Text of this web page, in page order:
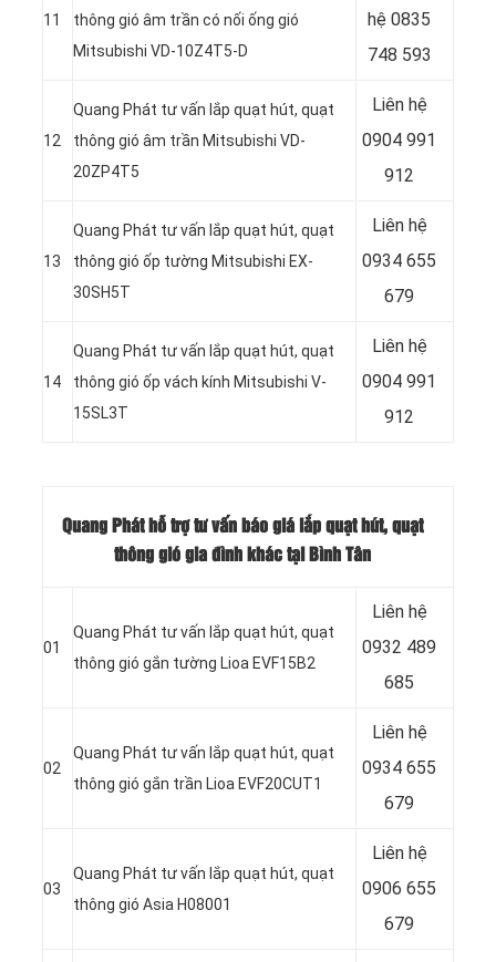
11
thông gió âm trần có nối ống gió
Mitsubishi VD-10Z4T5-D
hệ 0835
748 593
12
Quang Phát tư vấn lắp quạt hút, quạt
thông gió âm trần Mitsubishi VD-
20ZP4T5
Liên hệ
0904 991
912
13
Quang Phát tư vấn lắp quạt hút, quạt
thông gió ốp tường Mitsubishi EX-
30SH5T
Liên hệ
0934 655
679
14
Quang Phát tư vấn lắp quạt hút, quạt
thông gió ốp vách kính Mitsubishi V-
15SL3T
Liên hệ
0904 991
912
Quang Phát hỗ trợ tư vấn báo giá lắp quạt hút, quạt
thông gió gia đình khác tại Bình Tân
01
Quang Phát tư vấn lắp quạt hút, quạt
thông gió gắn tường Lioa EVF15B2
Liên hệ
0932 489
685
02
Quang Phát tư vấn lắp quạt hút, quạt
thông gió gắn trần Lioa EVF20CUT1
Liên hệ
0934 655
679
03
Quang Phát tư vấn lắp quạt hút, quạt
thông gió Asia H08001
Liên hệ
0906 655
679